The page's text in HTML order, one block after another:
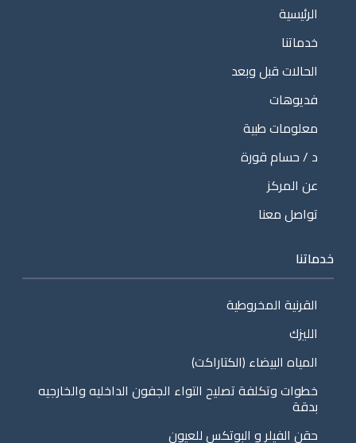
الرئيسية
خدماتنا
الحالات قبل وبعد
فديوهات
معلومات طبية
د / حسام قورة
عن المركز
تواصل معنا
خدماتنا
القرنية المخروطية
الليزك
المياه البيضاء (الكتاراكت)
خطوات وتكلفة تصليح التواء الجفون الداخليه والخارجيه
بدقة
حقن الفيلر و البوتكس للعيون